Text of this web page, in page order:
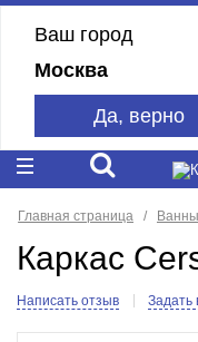
Ваш город
Москва
Да, верно
Главная страница Ванны
Каркас
Написать отзыв Задать